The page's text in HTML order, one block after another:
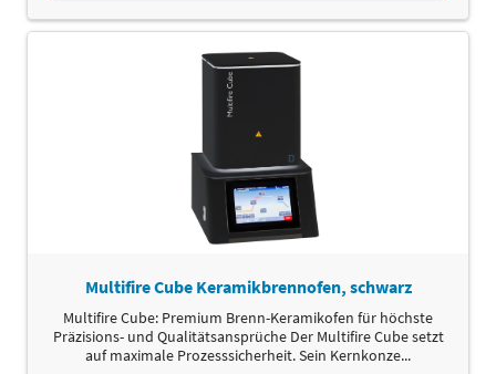
Multifire Cube Keramikbrennofen, schwarz
Multifire Cube: Premium Brenn-Keramikofen für höchste
Präzisions- und Qualitätsansprüche Der Multifire Cube setzt
auf maximale Prozesssicherheit. Sein Kernkonze...